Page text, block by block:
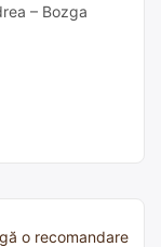
– Bozga
o recomandare